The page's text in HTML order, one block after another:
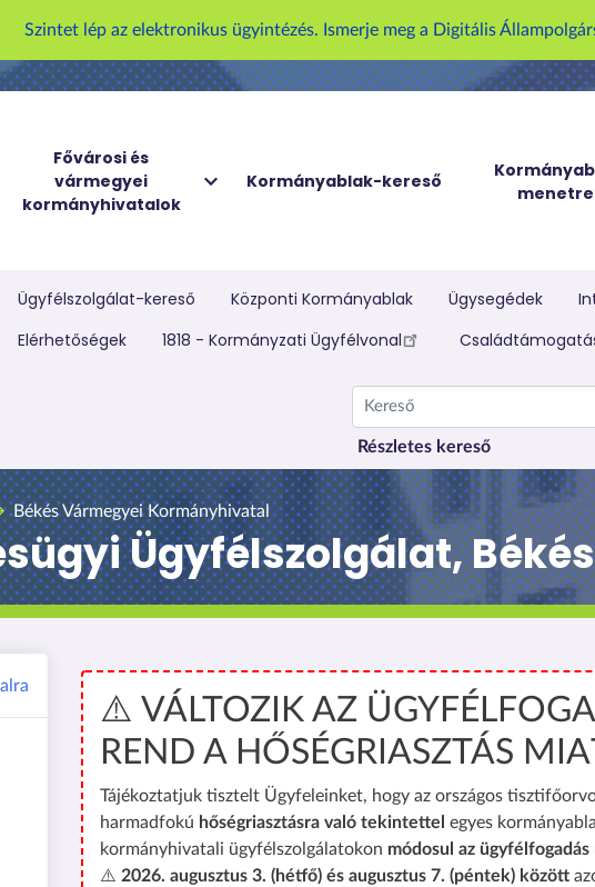
r
t
a
o
r
a
Szintet lép az elektronikus ügyintézés. Ismerje meg a Digitális
Fővárosi és
vármegyei
kormányhivatalok
Kormányablak-kereső
Kereső melletti menü
Ügyfélszolgálat-kereső Központi Kormányablak Ügysegédek
Elérhetőségek
1818 - Kormányzati Ügyfélvonal
Kereső
Részletes kereső
Békés Vármegyei Kormányhivatal
Ügyfélszolgálat,
⚠️ VÁLTOZIK AZ
REND A HŐSÉGRIASZTÁS
Tájékoztatjuk tisztelt Ügyfeleinket, hogy az országos
harmadfokú hőségriasztásra való tekintettel egyes
kormányhivatali ügyfélszolgálatokon módosul az ügyfélfogadás
⚠️ 2026. augusztus 3. (hétfő) és augusztus 7. (péntek) között